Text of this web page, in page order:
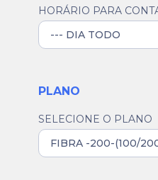
HORÁRIO PARA
PLANO
SELECIONE O PLANO